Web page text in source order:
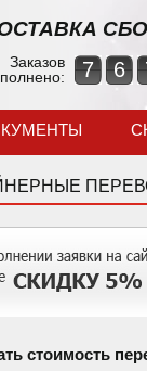
Заказов
7 6
стоимость